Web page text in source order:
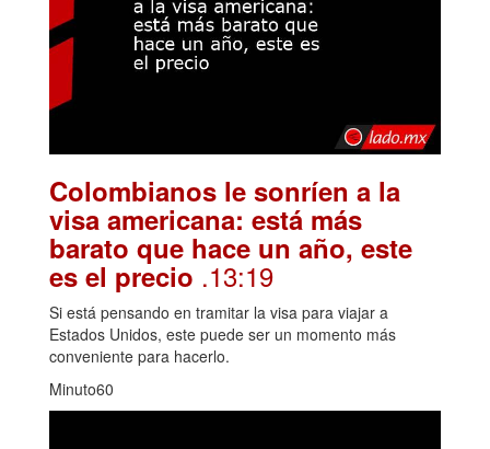
Colombianos le sonríen a la
visa americana: está más
barato que hace un año, este
es el precio .13:19
Si está pensando en tramitar la visa para viajar a
Estados Unidos, este puede ser un momento más
conveniente para hacerlo.
Minuto60